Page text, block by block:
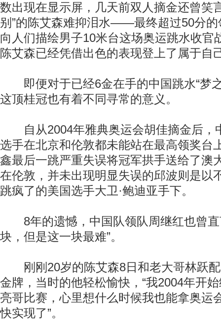
数出现在显示屏，几天前双人摘金还曾笑
别”的陈艾森难抑泪水——最终超过50分的
向人们描绘男子10米台这场奥运跳水收官
陈艾森已经凭借出色的表现登上了属于自
即便对于已经6金在手的中国跳水“梦
这顶桂冠也有着不同寻常的意义。
自从2004年雅典奥运会胡佳摘金后，
选手在北京和伦敦都未能站在最高领奖台
鑫最后一跳严重失误将冠军拱手送给了澳
在伦敦，并未出现明显失误的邱波则是以
跳疯了的美国选手大卫·鲍迪亚手下。
8年的遗憾，中国队领队周继红也曾直
块，但是这一块最难”。
刚刚20岁的陈艾森8日和老大哥林跃配
金牌，当时的他轻松愉快，“我2004年开
亮哥比赛，心里想什么时候我也能拿奥运
快实现了”。